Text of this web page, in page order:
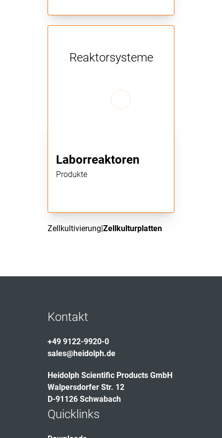
Reaktorsysteme
Laborreaktoren
Produkte
Zellkultivierung|Zellkulturplatten
Kontakt
+49 9122-9920-0
sales@heidolph.de
Heidolph Scientific Products GmbH
Walpersdorfer Str. 12
D-91126 Schwabach
Quicklinks